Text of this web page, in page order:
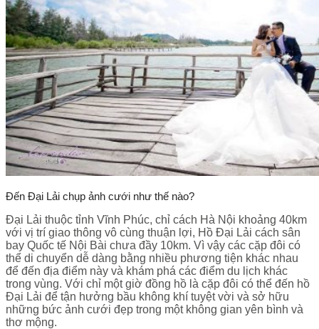
Đến Đại Lải chụp ảnh cưới như thế nào?
Đại Lải thuộc tỉnh Vĩnh Phúc, chỉ cách Hà Nội khoảng 40km
với vị trí giao thông vô cùng thuận lợi, Hồ Đại Lải cách sân
bay Quốc tế Nội Bài chưa đầy 10km. Vì vậy các cặp đôi có
thể di chuyển dễ dàng bằng nhiều phương tiện khác nhau
để đến địa điểm này và khám phá các điểm du lịch khác
trong vùng. Với chỉ một giờ đồng hồ là cặp đôi có thể đến hồ
Đại Lải để tận hưởng bầu không khí tuyệt vời và sở hữu
những bức ảnh cưới đẹp trong một không gian yên bình và
thơ mộng.